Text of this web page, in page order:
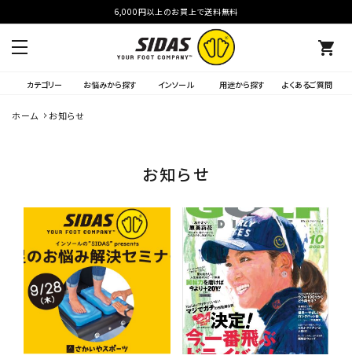
6,000円以上のお買上で送料無料
shopping_cart
カテゴリー お悩みから探す インソール 用途から探す よくあるご質問
ホーム お知らせ
お知らせ